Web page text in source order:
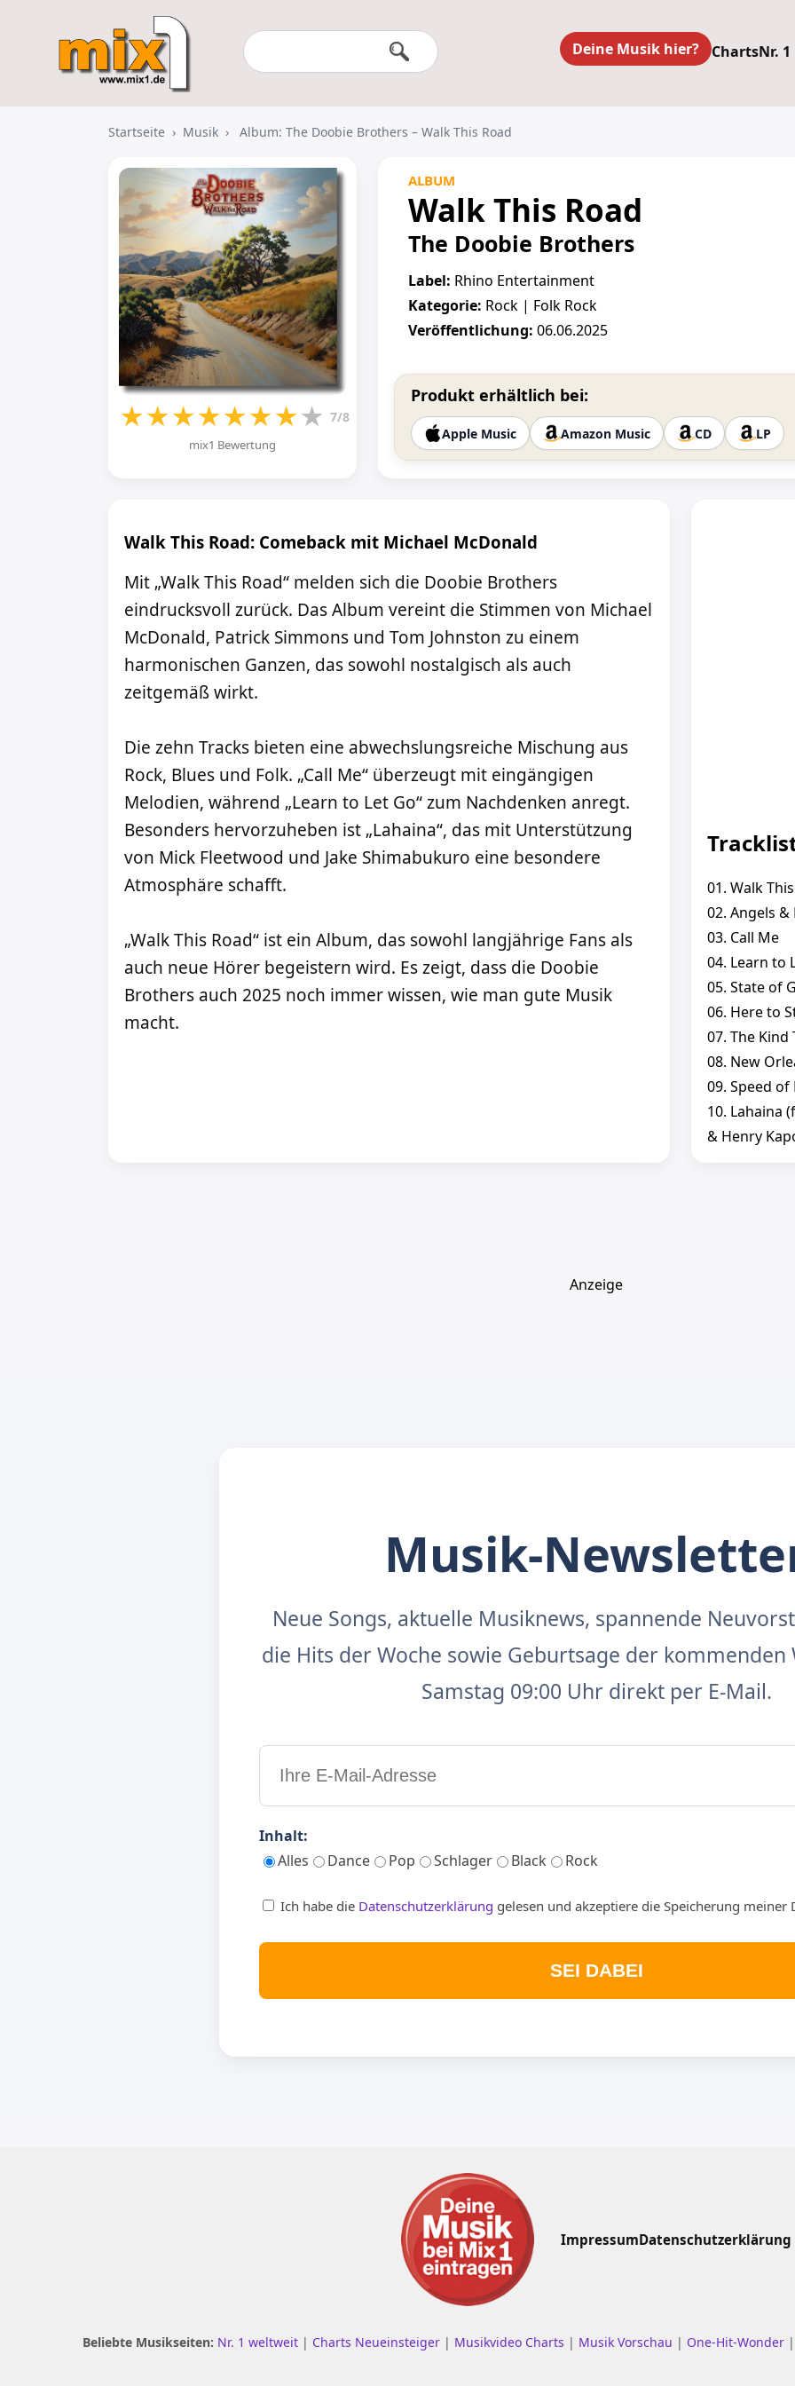
Deine Musik hier? ChartsNr.
Startseite › Musik › Album: The Doobie Brothers – Walk This Road
★★★★★★★★ 7/8
mix1 Bewertung
ALBUM
Walk This Road
The Doobie Brothers
Label: Rhino Entertainment
Kategorie: Rock | Folk Rock
Veröffentlichung: 06.06.2025
Produkt erhältlich bei:
Apple Music Amazon Music CD LP
Walk This Road: Comeback mit Michael McDonald
Mit „Walk This Road“ melden sich die Doobie Brothers
eindrucksvoll zurück. Das Album vereint die Stimmen von Michael
McDonald, Patrick Simmons und Tom Johnston zu einem
harmonischen Ganzen, das sowohl nostalgisch als auch
zeitgemäß wirkt.
Die zehn Tracks bieten eine abwechslungsreiche Mischung aus
Rock, Blues und Folk. „Call Me“ überzeugt mit eingängigen
Melodien, während „Learn to Let Go“ zum Nachdenken anregt.
Besonders hervorzuheben ist „Lahaina“, das mit Unterstützung
von Mick Fleetwood und Jake Shimabukuro eine besondere
Atmosphäre schafft.
„Walk This Road“ ist ein Album, das sowohl langjährige Fans als
auch neue Hörer begeistern wird. Es zeigt, dass die Doobie
Brothers auch 2025 noch immer wissen, wie man gute Musik
macht.
01. Walk
02. Angels &
03. Call Me
04. Learn to
05. State of
06. Here to
07. The Kind
08. New
09. Speed of
10. Lahaina
& Henry
Anzeige
Musik-
Neue Songs, aktuelle Musiknews, spannende
die Hits der Woche sowie Geburtsage der kommenden
Samstag 09:00 Uhr direkt per E-Mail.
Inhalt:
Alles
Dance Pop Schlager Black Rock
Ich habe die Datenschutzerklärung gelesen und akzeptiere die Speicherung meiner
SEI DABEI
ImpressumDatenschutzerklärung
Beliebte Musikseiten: Nr. 1 weltweit | Charts Neueinsteiger | Musikvideo Charts | Musik Vorschau | One-Hit-Wonder